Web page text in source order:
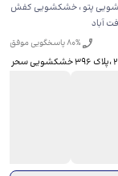
پتو ، خشکشویی کفش
آباد
80% پاسخگویی موفق